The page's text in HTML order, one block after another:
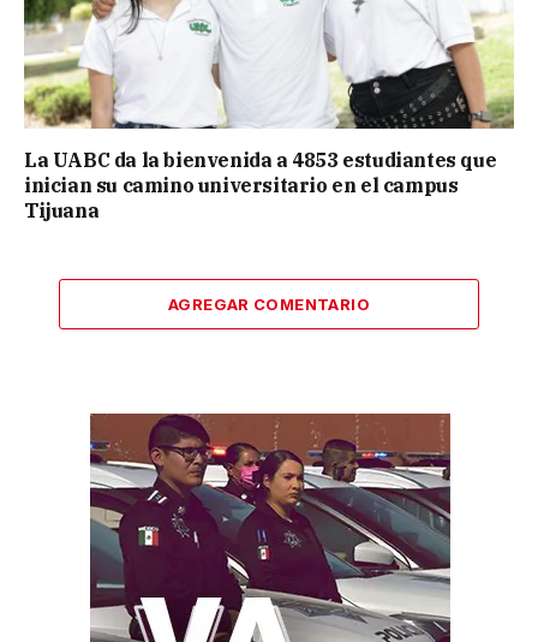
La UABC da la bienvenida a 4853 estudiantes que
inician su camino universitario en el campus
Tijuana
AGREGAR COMENTARIO